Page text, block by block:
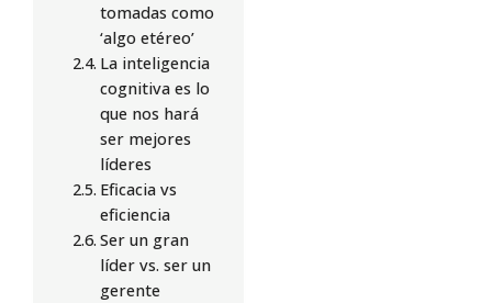
tomadas como
‘algo etéreo’
La inteligencia
cognitiva es lo
que nos hará
ser mejores
líderes
Eficacia vs
eficiencia
Ser un gran
líder vs. ser un
gerente